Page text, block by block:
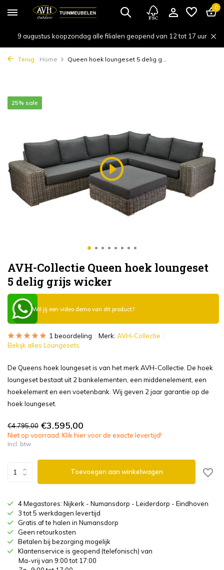
0
9 augustus koopzondag alle filialen geopend van 12 tot 17 uur
Terug Home Queen hoek loungeset 5 delig g...
AVH-Collectie Queen hoek loungeset
5 delig grijs wicker
25% sale
Wil jij een video demo van dit product?
1 beoordeling Merk: AVH-Collectie
Bekijk alles Loungesets
De Queens hoek loungeset is van het merk AVH-Collectie. De hoek
loungeset bestaat uit 2 bankelementen, een middenelement, een
hoekelement en een voetenbank. Wij geven 2 jaar garantie op de
hoek loungeset.
€4.795,00 €3.595,00
Niet op voorraad. Klik hier voor de exacte levertijd!
Incl. btw
Toevoegen aan winkelwagen
4 Megastores: Nijkerk - Numansdorp - Leiderdorp - Eindhoven
3 tot 5 werkdagen levertijd
Gratis af te halen in Numansdorp
Geen retourkosten
Betalen bij bezorging mogelijk
Klantenservice is geopend (telefonisch) van
Ma-vrij van 9:00 tot 17:00